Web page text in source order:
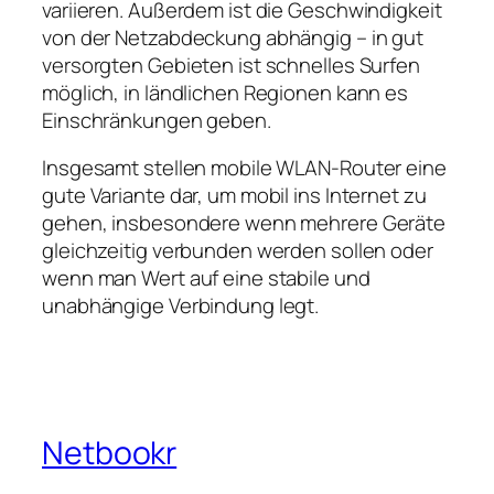
variieren. Außerdem ist die Geschwindigkeit
von der Netzabdeckung abhängig – in gut
versorgten Gebieten ist schnelles Surfen
möglich, in ländlichen Regionen kann es
Einschränkungen geben.
Insgesamt stellen mobile WLAN‑Router eine
gute Variante dar, um mobil ins Internet zu
gehen, insbesondere wenn mehrere Geräte
gleichzeitig verbunden werden sollen oder
wenn man Wert auf eine stabile und
unabhängige Verbindung legt.
Netbookr